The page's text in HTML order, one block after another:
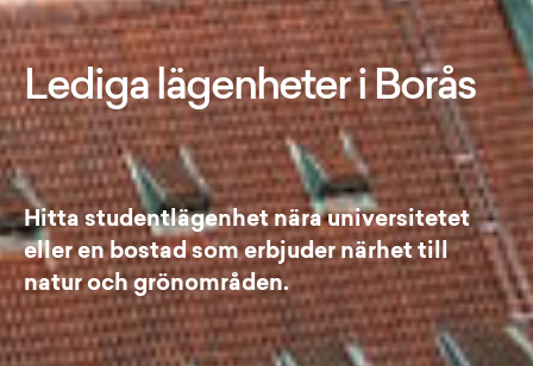
Lediga lägenheter i Borås
Hitta studentlägenhet nära universitetet
eller en bostad som erbjuder närhet till
natur och grönområden.